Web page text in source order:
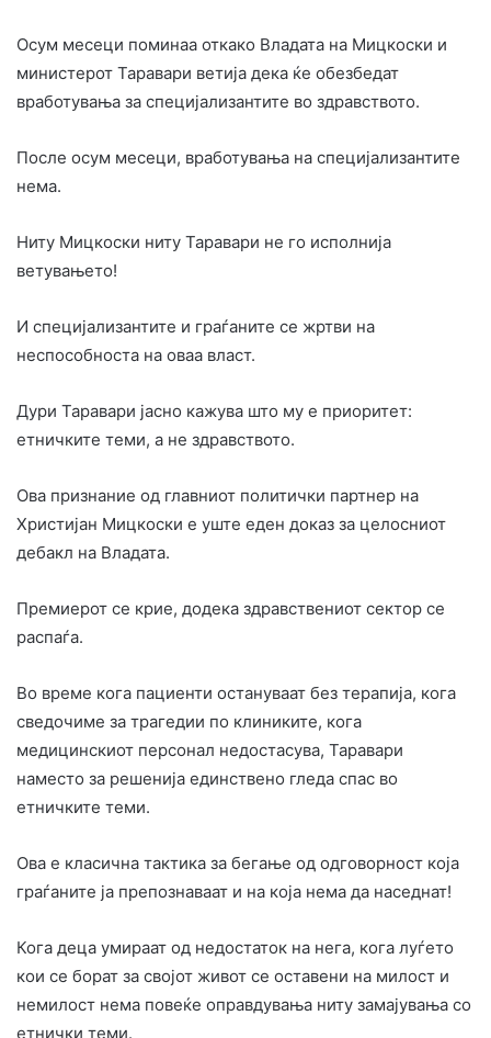
Осум месеци поминаа откако Владата на Мицкоски и
министерот Таравари ветија дека ќе обезбедат
вработувања за специјализантите во здравството.
После осум месеци, вработувања на специјализантите
нема.
Ниту Мицкоски ниту Таравари не го исполнија
ветувањето!
И специјализантите и граѓаните се жртви на
неспособноста на оваа власт.
Дури Таравари јасно кажува што му е приоритет:
етничките теми, а не здравството.
Ова признание од главниот политички партнер на
Христијан Мицкоски е уште еден доказ за целосниот
дебакл на Владата.
Премиерот се крие, додека здравствениот сектор се
распаѓа.
Во време кога пациенти остануваат без терапија, кога
сведочиме за трагедии по клиниките, кога
медицинскиот персонал недостасува, Таравари
наместо за решенија единствено гледа спас во
етничките теми.
Ова е класична тактика за бегање од одговорност која
граѓаните ја препознаваат и на која нема да наседнат!
Кога деца умираат од недостаток на нега, кога луѓето
кои се борат за својот живот се оставени на милост и
немилост нема повеќе оправдувања ниту замајувања со
етнички теми.